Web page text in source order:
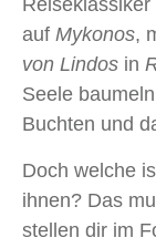
Reiseklassiker
auf Mykonos,
von Lindos in
Seele
Buchten und
Doch welche
ihnen? Das
stellen dir im